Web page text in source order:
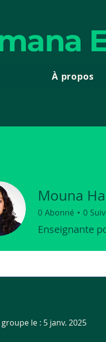
À propos
Mouna
0 Abonné 0
Enseignante
le : 5 janv. 2025